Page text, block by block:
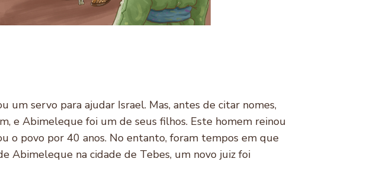
servo para ajudar Israel. Mas, antes de citar nomes,
e Abimeleque foi um de seus filhos. Este homem reinou
o povo por 40 anos. No entanto, foram tempos em que
Abimeleque na cidade de Tebes, um novo juiz foi